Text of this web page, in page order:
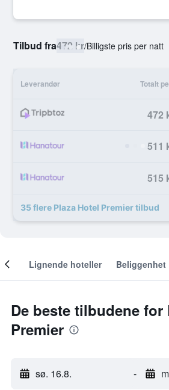
Tilbud fra472 kr/Billigste pris per natt
Leverandør Totalt
472
511
515
35 flere Plaza Hotel Premier tilbud
Lignende hoteller Beliggenhet
De beste tilbudene for
Premier
sø. 16.8. -